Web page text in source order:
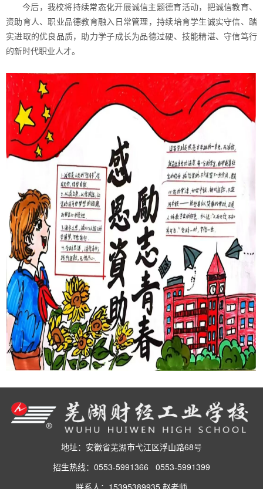
今后，我校将持续常态化开展诚信主题德育活动，把诚信教育、
资助育人、职业品德教育融入日常管理，持续培育学生诚实守信、踏
实进取的优良品质，助力学子成长为品德过硬、技能精湛、守信笃行
的新时代职业人才。
地址：安徽省芜湖市弋江区浮山路68号
招生热线：0553-5991366 0553-5991399
联系人：15395389935 赵老师